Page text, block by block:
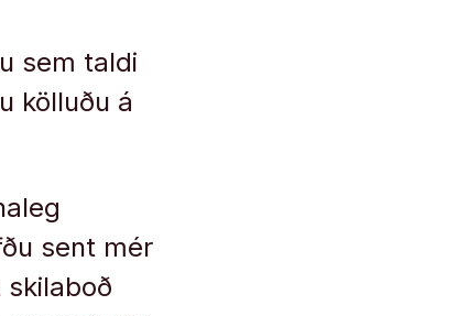
sem taldi
kölluðu á
sent mér